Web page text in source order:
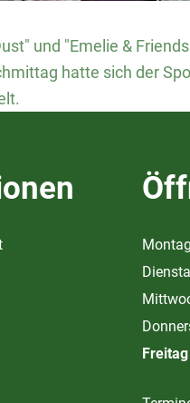
und "Emelie &
hatte sich der
Montag
Freitag